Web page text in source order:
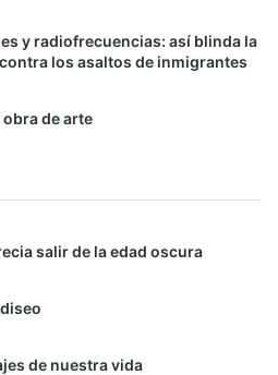
y radiofrecuencias: así blinda la
los asaltos de inmigrantes
de arte
salir de la edad oscura
de nuestra vida